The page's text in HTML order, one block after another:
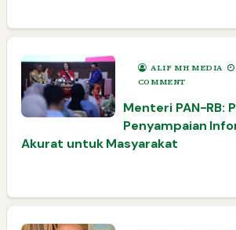
ALIF MH MEDIA
COMMENT
Menteri PAN-RB:
Penyampaian
Akurat untuk Masyarakat